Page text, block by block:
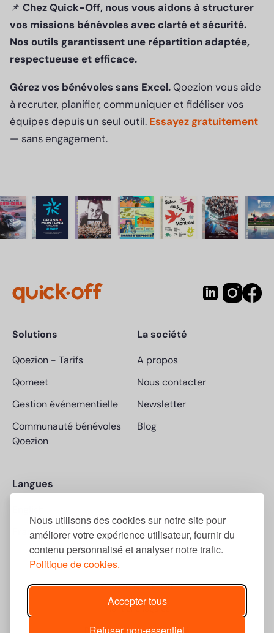
Nous utilisons des cookies sur notre site pour
améliorer votre expérience utilisateur, fournir du
contenu personnalisé et analyser notre trafic.
Politique de cookies.
Accepter tous
📌 Chez Quick-Off, nous vous aidons à structurer
vos missions bénévoles avec clarté et sécurité.
Nos outils garantissent une répartition adaptée,
respectueuse et efficace.
Gérez vos bénévoles sans Excel.Qoezion vous aide
à recruter, planifier, communiquer et fidéliser vos
équipes depuis un seul outil. Essayez gratuitement
— sans engagement.
Solutions
Qoezion - Tarifs
Qomeet
Gestion événementielle
Communauté bénévoles
Qoezion
La société
A propos
Nous contacter
Newsletter
Blog
Langues
Français
© 2026 Quick-Off
Mentions légales
Politique de confidentialité